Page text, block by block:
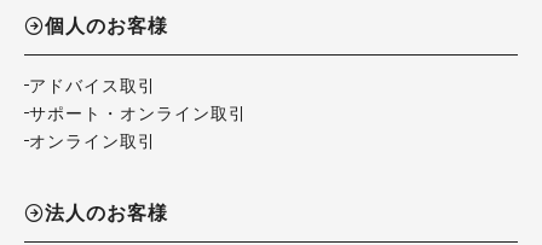
個人のお客様
アドバイス取引
サポート・オンライン取引
オンライン取引
法人のお客様